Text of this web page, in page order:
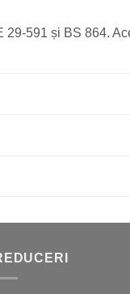
29-591 și BS 864.